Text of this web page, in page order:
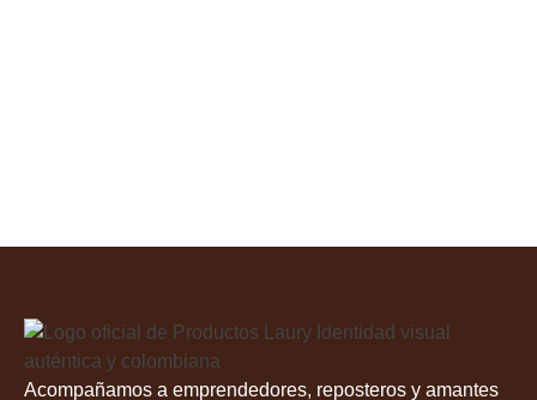
Acompañamos a emprendedores, reposteros y amantes